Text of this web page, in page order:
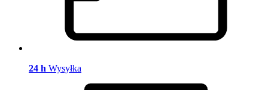
24 h Wysyłka